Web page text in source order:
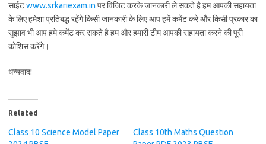
साईटwww.srkariexam.in पर विजिट करके जानकारी ले सकते है हम आपकी सहायता
के लिए हमेशा प्रतिबद्ध रहेंगे किसी जानकारी के लिए आप हमें कमेंट करे और किसी प्रकार का
सुझाव भी आप हमे कमेंट कर सकते है हम और हमारी टीम आपकी सहायता करने की पूरी
कोशिस करेंगे।
धन्यवाद!
Related
Class 10 Science Model Paper
Class 10th Maths Question